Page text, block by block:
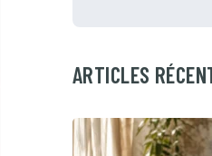
ARTICLES